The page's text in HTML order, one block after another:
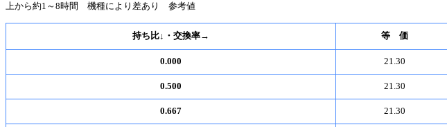
上から約1～8時間 機種により差あり 参考値
持ち比↓・交換率→ 等 価
0.000 21.30
0.500 21.30
0.667 21.30